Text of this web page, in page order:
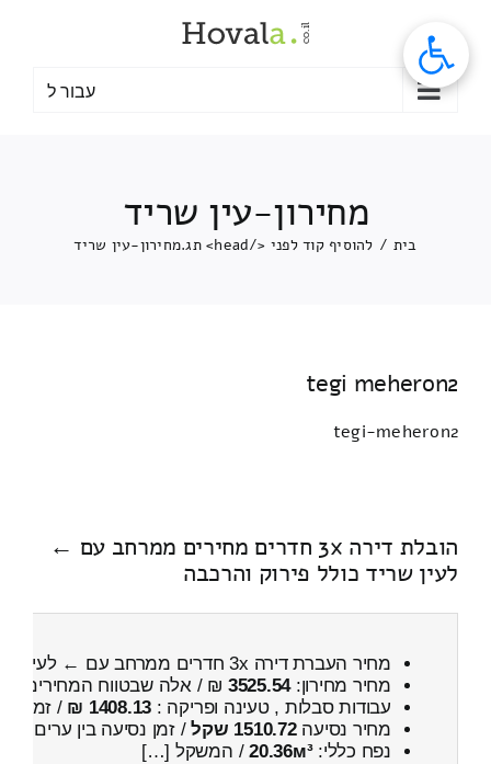
עבור ל
מחירון-עין שריד
בית / להוסיף קוד לפני </head> תג. מחירון-עין שריד
tegi meheron2
tegi-meheron2
הובלת דירה 3x חדרים מחירים ממרחב עם ←
לעין שריד כולל פירוק והרכבה
מחיר העברת דירה 3x חדרים ממרחב עם ← לעין שריד
מחיר מחירון:3525.54 ₪ / אלה שבטווח המחירים
עבודות סבלות , טעינה ופריקה : 1408.13 ₪ / זמן :
מחיר נסיעה1510.72 שקל / זמן נסיעה בין ערים
נפח כללי:20.36м³/ המשקל […]